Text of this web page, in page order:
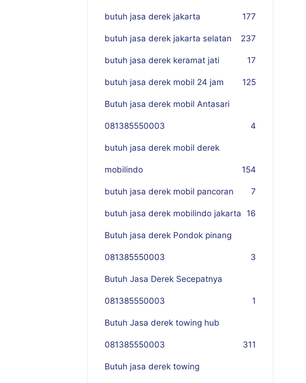
butuh jasa derek jakarta 177
butuh jasa derek jakarta selatan 237
butuh jasa derek keramat jati 17
butuh jasa derek mobil 24 jam 125
Butuh jasa derek mobil Antasari
081385550003 4
butuh jasa derek mobil derek
mobilindo 154
butuh jasa derek mobil pancoran 7
butuh jasa derek mobilindo jakarta 16
Butuh jasa derek Pondok pinang
081385550003 3
Butuh Jasa Derek Secepatnya
081385550003 1
Butuh Jasa derek towing hub
081385550003 311
Butuh jasa derek towing